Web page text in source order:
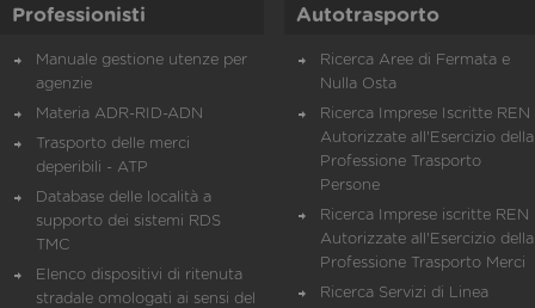
Professionisti
Manuale gestione utenze per
agenzie
Materia ADR-RID-ADN
Trasporto delle merci
deperibili - ATP
Database delle località a
supporto dei sistemi RDS
TMC
Elenco dispositivi di ritenuta
stradale omologati ai sensi del
Autotrasporto
Ricerca Aree di Fermata e
Nulla Osta
Ricerca Imprese Iscritte REN
Autorizzate all'Esercizio della
Professione Trasporto
Persone
Ricerca Imprese iscritte REN
Autorizzate all'Esercizio della
Professione Trasporto Merci
Ricerca Servizi di Linea